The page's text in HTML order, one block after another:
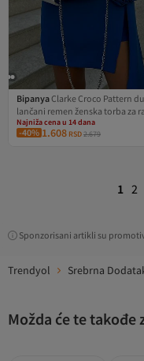
BipanyaClarke Croco Pattern
lančani remen ženska torba za
BP-4822O
Najniža cena u 14 dana
Besplatna dostava
Najniža cena u 14 dana
-40% 1.608 RSD2.679
1 2
Sponzorisani artikli su
Trendyol Srebrna
Možda će te takođe